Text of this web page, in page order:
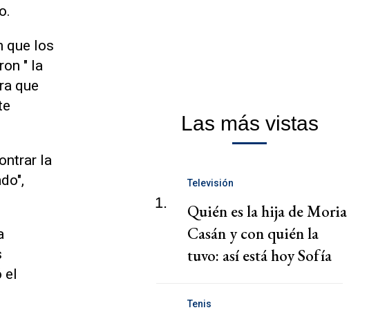
que los
" la
que
la
el
Las más vistas
1.
Televisión
Quién es la hija de Moria
Casán y con quién la
tuvo: así está hoy Sofía
Tenis